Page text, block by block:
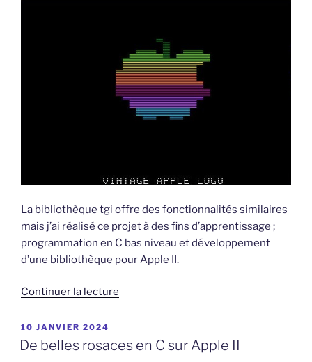
La bibliothèque tgi offre des fonctionnalités similaires
mais j’ai réalisé ce projet à des fins d’apprentissage ;
programmation en C bas niveau et développement
d’une bibliothèque pour Apple II.
Continuer la lecture
graphique
PUBLIÉ
LE
10 JANVIER 2024
De belles rosaces en C sur Apple II